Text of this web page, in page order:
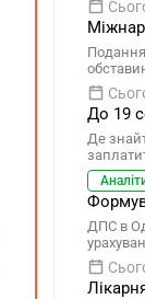
До 19
Де
ДПС в